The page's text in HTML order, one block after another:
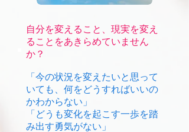
自分を変えること、現実を変え
ることをあきらめていません
か？
「今の状況を変えたいと思って
いても、何をどうすればいいの
かわからない」
「どうも変化を起こす一歩を踏
み出す勇気がない」